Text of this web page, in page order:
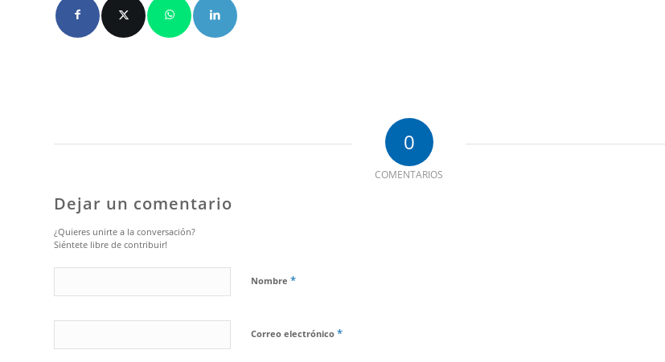
0
COMENTARIOS
Dejar un comentario
¿Quieres unirte a la conversación?
Siéntete libre de contribuir!
Nombre *
Correo electrónico *